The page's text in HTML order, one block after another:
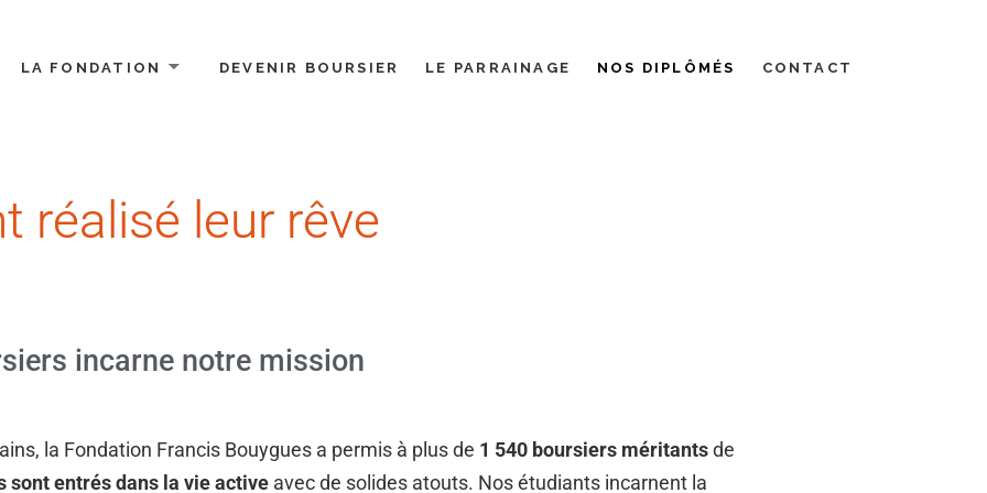
LA FONDATION DEVENIR BOURSIER LE PARRAINAGE NOS DIPLÔMÉS CONTACT
réalisé leur rêve
incarne notre mission
la Fondation Francis Bouygues a permis à plus de 1 540 boursiers méritantsde
sont entrés dans la vie active avec de solides atouts. Nos étudiants incarnent la